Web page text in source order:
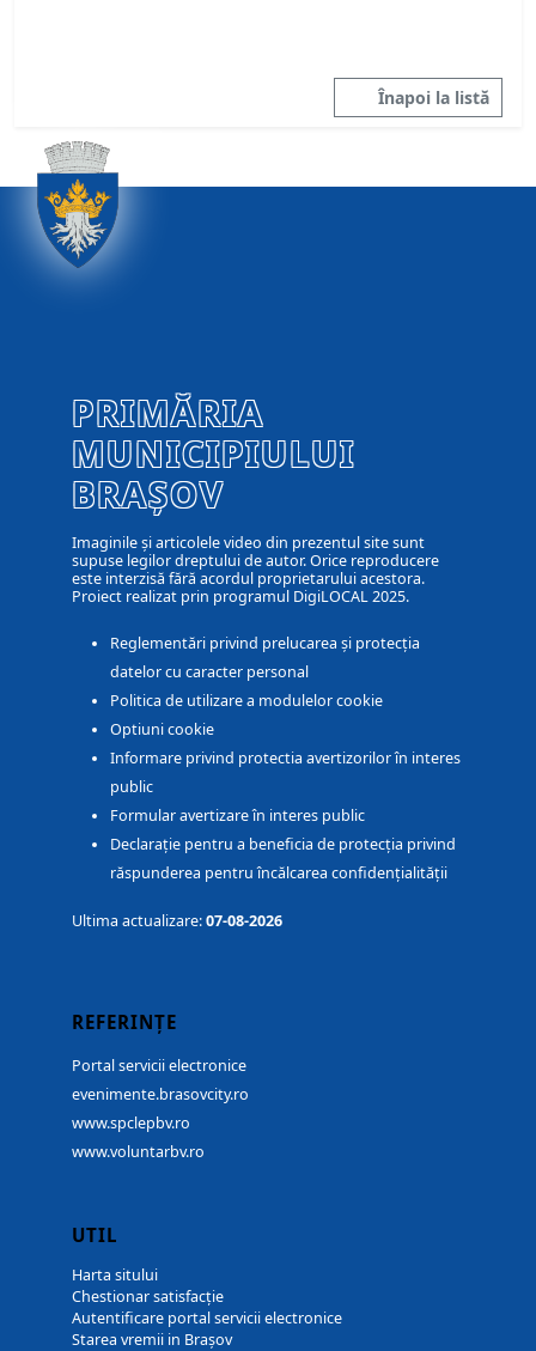
Înapoi la listă
PRIMĂRIA
MUNICIPIULUI
BRAȘOV
Imaginile și articolele video din prezentul site sunt
supuse legilor dreptului de autor. Orice reproducere
este interzisă fără acordul proprietarului acestora.
Proiect realizat prin programul DigiLOCAL 2025.
Reglementări privind prelucarea și protecția
datelor cu caracter personal
Politica de utilizare a modulelor cookie
Optiuni cookie
Informare privind protectia avertizorilor în interes
public
Formular avertizare în interes public
Declarație pentru a beneficia de protecția privind
răspunderea pentru încălcarea confidențialității
Ultima actualizare:07-08-2026
REFERINȚE
Portal servicii electronice
evenimente.brasovcity.ro
www.spclepbv.ro
www.voluntarbv.ro
UTIL
Harta sitului
Chestionar satisfacție
Autentificare portal servicii electronice
Starea vremii in Brașov